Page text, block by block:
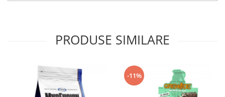
PRODUSE SIMILARE
-11%